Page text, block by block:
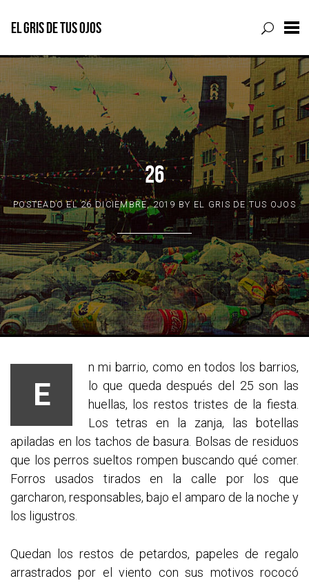
Skip
to
content
EL GRIS DE TUS OJOS
26
POSTEADO EL26 DICIEMBRE, 2019 BY EL GRIS DE TUS OJOS
E
n mi barrio, como en todos los barrios,
lo que queda después del 25 son las
huellas, los restos tristes de la fiesta.
Los tetras en la zanja, las botellas
apiladas en los tachos de basura. Bolsas de residuos
que los perros sueltos rompen buscando qué comer.
Forros usados tirados en la calle por los que
garcharon, responsables, bajo el amparo de la noche y
los ligustros.
Quedan los restos de petardos, papeles de regalo
arrastrados por el viento con sus motivos rococó